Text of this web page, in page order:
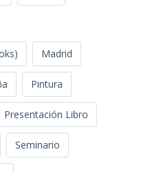
Madrid
Pintura
Presentación Libro
Seminario